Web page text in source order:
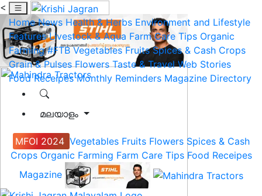
<
Home News Health & Herbs Environment and Lifestyle
Features Livestock & Aqua Farm Care Tips Organic
Farming #FTB Vegetables Fruits Spices & Cash Crops
Grain & Pulses Flowers Taste & Travel Web Stories
Food Receipes Monthly Reminders Magazine Directory
മലയാളം
MFOI 2024 Vegetables Fruits Flowers Spices & Cash
Crops Organic Farming Farm Care Tips Food Receipes
Magazine